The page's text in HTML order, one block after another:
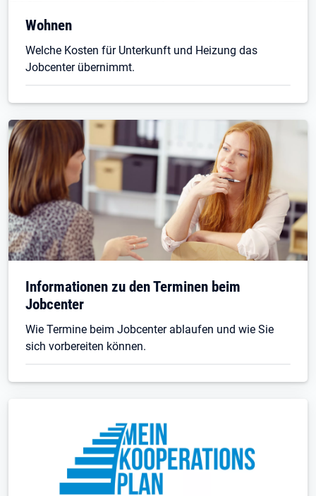
Wohnen
Welche Kosten für Unterkunft und Heizung das
Jobcenter übernimmt.
Informationen zu den Terminen beim
Jobcenter
Wie Termine beim Jobcenter ablaufen und wie Sie
sich vorbereiten können.